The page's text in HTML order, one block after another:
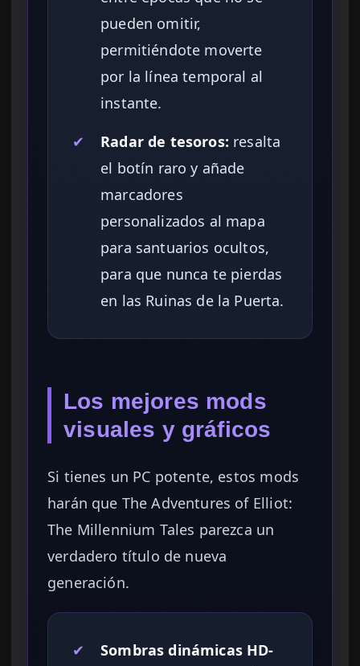
pueden omitir,
permitiéndote moverte
por la línea temporal al
instante.
✔
Radar de tesoros: resalta
el botín raro y añade
marcadores
personalizados al mapa
para santuarios ocultos,
para que nunca te pierdas
en las Ruinas de la Puerta.
Los mejores mods
visuales y gráficos
Si tienes un PC potente, estos mods
harán que The Adventures of Elliot:
The Millennium Tales parezca un
verdadero título de nueva
generación.
✔
Sombras dinámicas HD-